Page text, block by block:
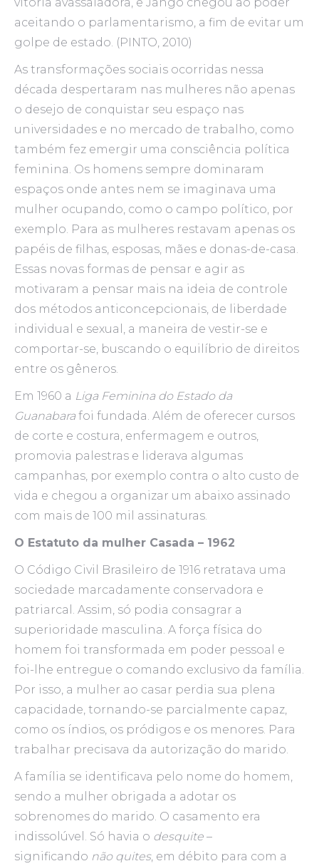
aceitando o parlamentarismo, a fim de evitar um
golpe de estado. (PINTO, 2010)
As transformações sociais ocorridas nessa
década despertaram nas mulheres não apenas
o desejo de conquistar seu espaço nas
universidades e no mercado de trabalho, como
também fez emergir uma consciência política
feminina. Os homens sempre dominaram
espaços onde antes nem se imaginava uma
mulher ocupando, como o campo político, por
exemplo. Para as mulheres restavam apenas os
papéis de filhas, esposas, mães e donas-de-casa.
Essas novas formas de pensar e agir as
motivaram a pensar mais na ideia de controle
dos métodos anticoncepcionais, de liberdade
individual e sexual, a maneira de vestir-se e
comportar-se, buscando o equilíbrio de direitos
entre os gêneros.
Em 1960 a Liga Feminina do Estado da
Guanabara foi fundada. Além de oferecer cursos
de corte e costura, enfermagem e outros,
promovia palestras e liderava algumas
campanhas, por exemplo contra o alto custo de
vida e chegou a organizar um abaixo assinado
com mais de 100 mil assinaturas.
O Estatuto da mulher Casada – 1962
O Código Civil Brasileiro de 1916 retratava uma
sociedade marcadamente conservadora e
patriarcal. Assim, só podia consagrar a
superioridade masculina. A força física do
homem foi transformada em poder pessoal e
foi-lhe entregue o comando exclusivo da família.
Por isso, a mulher ao casar perdia sua plena
capacidade, tornando-se parcialmente capaz,
como os índios, os pródigos e os menores. Para
trabalhar precisava da autorização do marido.
A família se identificava pelo nome do homem,
sendo a mulher obrigada a adotar os
sobrenomes do marido. O casamento era
indissolúvel. Só havia o desquite –
significando não quites, em débito para com a